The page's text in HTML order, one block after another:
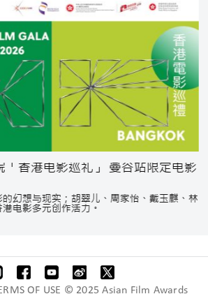
「香港电影巡礼」 曼谷站限定电影
幻想与现实；胡翠儿、周家怡、戴玉麒、林
电影多元创作活力。
OF USE © 2025 Asian Film Awards